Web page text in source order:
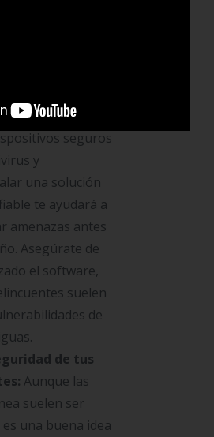
que
seguros
y
una solución
te ayudará a
amenazas antes
Asegúrate de
el software,
suelen
de
de tus
Aunque las
suelen ser
una buena idea